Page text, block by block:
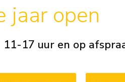
jaar open
17 uur en op